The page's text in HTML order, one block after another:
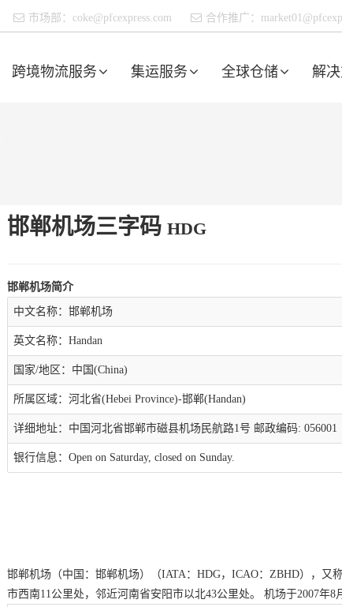
市场部： coke@pfcexpress.com 合作推广：
跨境物流服务 集运服务 全球仓储 解
邯郸机场三字码 HDG
邯郸机场简介
中文名称：邯郸机场
英文名称：Handan
国家/地区：中国(China)
所属区域：河北省(Hebei Province)-邯郸(Handan)
详细地址：中国河北省邯郸市磁县机场民航路1号 邮政编码: 056001
银行信息：Open on Saturday, closed on Sunday.
邯郸机场（中国：邯郸机场）（IATA：HDG，ICAO：ZBHD），
市西南11公里处，邻近河南省安阳市以北43公里处。 机场于2007年8